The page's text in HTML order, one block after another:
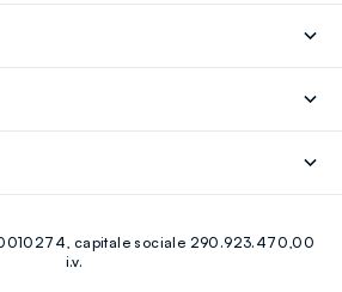
Linkedin
capitale sociale 290.923.470,00
i.v.